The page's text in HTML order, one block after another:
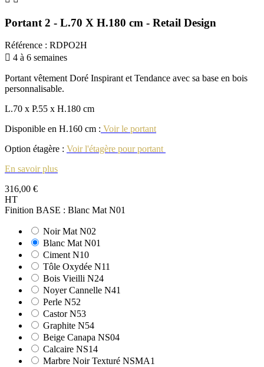
Portant 2 - L.70 X H.180 cm - Retail Design
Référence : RDPO2H
 4 à 6 semaines
Portant vêtement Doré Inspirant et Tendance avec sa base en bois
personnalisable.
L.70 x P.55 x H.180 cm
Disponible en H.160 cm : Voir le portant
Option étagère : Voir l'étagère pour portant
En savoir plus
316,00 €
HT
Finition BASE : Blanc Mat N01
Noir Mat N02
Blanc Mat N01
Ciment N10
Tôle Oxydée N11
Bois Vieilli N24
Noyer Cannelle N41
Perle N52
Castor N53
Graphite N54
Beige Canapa NS04
Calcaire NS14
Marbre Noir Texturé NSMA1